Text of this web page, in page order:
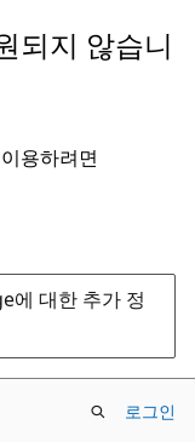
되지 않습니
용하려면
대한 추가 정
로그인